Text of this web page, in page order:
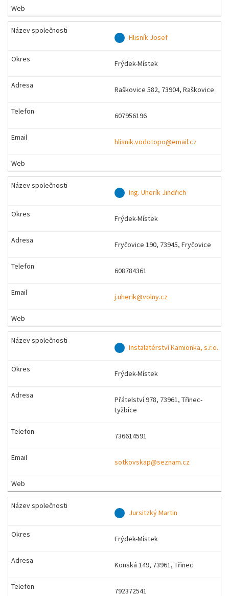
Hlisník Josef
Frýdek-Místek
Raškovice 582, 73904, Raškovice
607956196
hlisnik.vodotopo@email.cz
Ing. Uherík Jindřich
Frýdek-Místek
Fryčovice 190, 73945, Fryčovice
608784361
j.uherik@volny.cz
Instalatérství Kamionka, s.r.o.
Frýdek-Místek
Přátelství 978, 73961, Třinec-
Lyžbice
736614591
sotkovskap@seznam.cz
Jursitzký Martin
Frýdek-Místek
Konská 149, 73961, Třinec
792372541